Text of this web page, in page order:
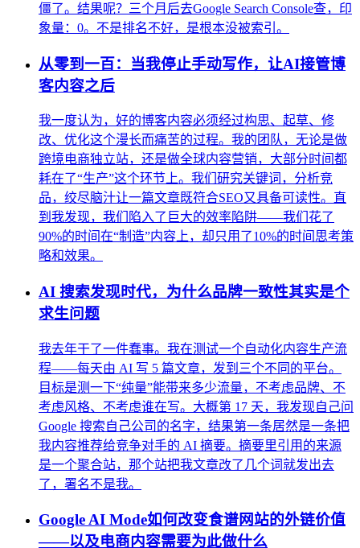
僵了。结果呢？三个月后去Google Search Console查，印
象量：0。不是排名不好，是根本没被索引。
从零到一百：当我停止手动写作，让AI接管博
客内容之后
我一度认为，好的博客内容必须经过构思、起草、修
改、优化这个漫长而痛苦的过程。我的团队，无论是做
跨境电商独立站，还是做全球内容营销，大部分时间都
耗在了“生产”这个环节上。我们研究关键词，分析竞
品，绞尽脑汁让一篇文章既符合SEO又具备可读性。直
到我发现，我们陷入了巨大的效率陷阱——我们花了
90%的时间在“制造”内容上，却只用了10%的时间思考策
略和效果。
AI 搜索发现时代，为什么品牌一致性其实是个
求生问题
我去年干了一件蠢事。我在测试一个自动化内容生产流
程——每天由 AI 写 5 篇文章，发到三个不同的平台。
目标是测一下“纯量”能带来多少流量，不考虑品牌、不
考虑风格、不考虑谁在写。大概第 17 天，我发现自己问
Google 搜索自己公司的名字，结果第一条居然是一条把
我内容推荐给竞争对手的 AI 摘要。摘要里引用的来源
是一个聚合站，那个站把我文章改了几个词就发出去
了，署名不是我。
Google AI Mode如何改变食谱网站的外链价值
——以及电商内容需要为此做什么